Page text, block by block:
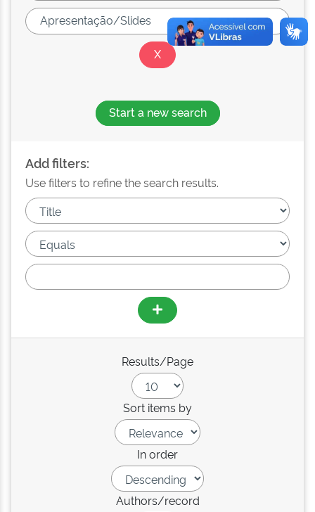
Start a new search
Add filters:
Use filters to refine the search results.
Results/Page
Sort items by
In order
Authors/record